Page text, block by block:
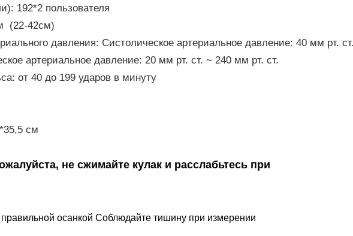
192*2 пользователя
(22-42см)
давления: Систолическое артериальное давление: 40 мм рт.
артериальное давление: 20 мм рт. ст. ~ 240 мм рт. ст.
от 40 до 199 ударов в минуту
см
не сжимайте кулак и расслабьтесь при
осанкой Соблюдайте тишину при измерении